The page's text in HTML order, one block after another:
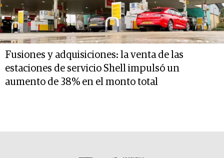
Fusiones y adquisiciones: la venta de las
estaciones de servicio Shell impulsó un
aumento de 38% en el monto total